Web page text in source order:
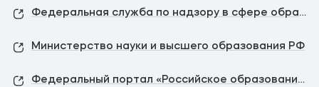
Федеральная служба по надзору в сфере образования и науки
Министерство науки и высшего образования РФ
Федеральный портал «Российское образование»